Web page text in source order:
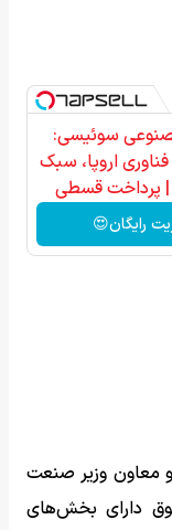
سوئیسی:
اروپا، سبک
| پرداخت قسطی
رایگان😍
معاون وزیر صنعت
دارای بخش‌های